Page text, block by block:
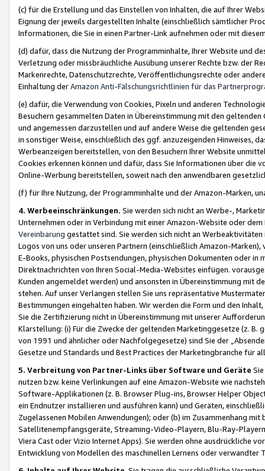
(c) für die Erstellung und das Einstellen von Inhalten, die auf Ihrer
Eignung der jeweils dargestellten Inhalte (einschließlich sämtlicher
Informationen, die Sie in einen Partner-Link aufnehmen oder mit
(d) dafür, dass die Nutzung der Programminhalte, Ihrer Website und
Verletzung oder missbräuchliche Ausübung unserer Rechte bzw. der
Markenrechte, Datenschutzrechte, Veröffentlichungsrechte oder
Einhaltung derAmazon Anti-Fälschungsrichtlinien für das
(e) dafür, die Verwendung von Cookies, Pixeln und anderen
Besuchern gesammelten Daten in Übereinstimmung mit den
und angemessen darzustellen und auf andere Weise die geltenden
in sonstiger Weise, einschließlich des ggf. anzuzeigenden Hinweises,
Werbeanzeigen bereitstellen, von den Besuchern Ihrer Website
Cookies erkennen können und dafür, dass Sie Informationen über die
Online-Werbung bereitstellen, soweit nach den anwendbaren
(f) für Ihre Nutzung, der Programminhalte und der Amazon-Marken,
4. Werbeeinschränkungen. Sie werden sich nicht an Werbe-,
Unternehmen oder in Verbindung mit einer Amazon-Website oder
Vereinbarung gestattet sind. Sie werden sich nicht an
Logos von uns oder unseren Partnern (einschließlich Amazon-
E-Books, physischen Postsendungen, physischen Dokumenten oder in
Direktnachrichten von Ihren Social-Media-Websites einfügen.
Kunden angemeldet werden) und ansonsten in Übereinstimmung mit
stehen. Auf unser Verlangen stellen Sie uns repräsentative
Bestimmungen eingehalten haben. Wir werden die Form und den
Sie die Zertifizierung nicht in Übereinstimmung mit unserer
Klarstellung: (i) Für die Zwecke der geltenden Marketinggesetze (z. B.
von 1991 und ähnlicher oder Nachfolgegesetze) sind Sie der
Gesetze und Standards und Best Practices der Marketingbranche für
5. Verbreitung von Partner-Links über Software und Geräte
nutzen bzw. keine Verlinkungen auf eine Amazon-Website wie
Software-Applikationen (z. B. Browser Plug-ins, Browser Helper
ein Endnutzer installieren und ausführen kann) und Geräten,
Zugelassenen Mobilen Anwendungen); oder (b) im Zusammenhang
Satellitenempfangsgeräte, Streaming-Video-Playern, Blu-Ray-
Viera Cast oder Vizio Internet Apps). Sie werden ohne ausdrückliche
Entwicklung von Modellen des maschinellen Lernens oder